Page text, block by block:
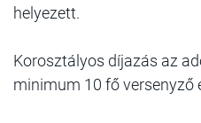
helyezett.
Korosztályos díjazás az
minimum 10 fő versenyző